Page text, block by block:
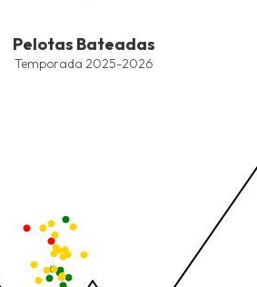
7 data series.
displaying values. Data ranges from -
displaying values. Data ranges from -
Pelotas Bateadas
Temporada 2025-2026